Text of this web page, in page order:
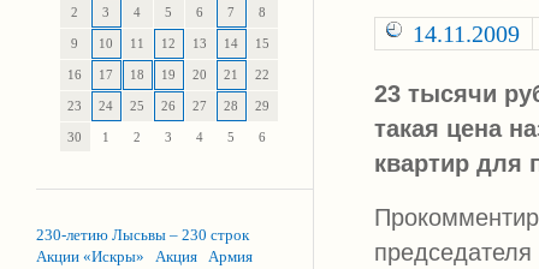
2 3 4 5 6 7 8
9 10 11 12 13 14 15
16 17 18 19 20 21 22
23 24 25 26 27 28 29
30 1 2 3 4 5 6
230-летию Лысьвы – 230 строк
Акции «Искры»
Акция Армия
14.11.2009
23 тысячи
такая цена
квартир для